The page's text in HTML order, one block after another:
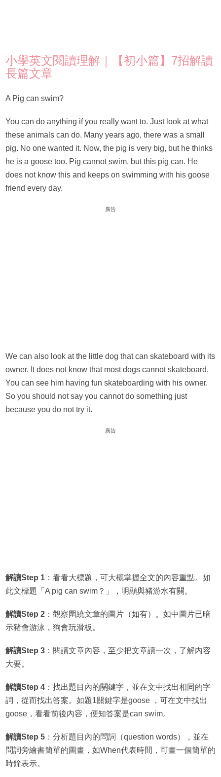
小學英文閱讀理解｜【初小篇】7招解讀
長篇文章
A Pig can swim?
You can do anything if you really want to. Just look at what
these animals can do. Many years ago, there was a small
pig. No one wanted it. Now, the pig is very big, but he thinks
he is a goose too. Pig cannot swim, but this pig can. He
does not know this and keeps on swimming with his goose
friend every day.
廣告
We can also look at the little dog that can skateboard with its
owner. It does not know that most dogs cannot skateboard.
You can see him having fun skateboarding with his owner.
So you should not say you cannot do something just
because you do not try it.
廣告
解讀Step 1：看看大標題，可大概掌握全文的內容重點。如
此文標題「A pig can swim？」，明顯與豬游水有關。
解讀Step 2：觀察圍繞文章的圖片（如有）。如中圖片已暗
示豬會游泳，狗會玩滑板。
解讀Step 3：閱讀文章內容，至少把文章讀一次，了解內容
大要。
解讀Step 4：找出題目內的關鍵字，並在文中找出相同的字
詞，從而找出答案。如題1關鍵字是goose ，可在文中找出
goose，看看前後內容，便知答案是can swim。
解讀Step 5：分析題目內的問詞（question words），並在
問詞旁繪書簡單的圖畫，如When代表時間，可畫一個簡單的
時鐘表示。